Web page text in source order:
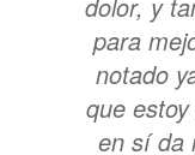
para
notado
que
en sí da